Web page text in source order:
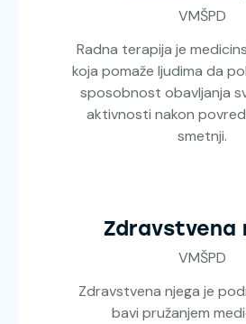
VMŠPD
Radna terapija je
koja pomaže ljudima da
sposobnost obavljanja
aktivnosti nakon
smetnji.
Zdravstvena
VMŠPD
Zdravstvena njega je
bavi pružanjem